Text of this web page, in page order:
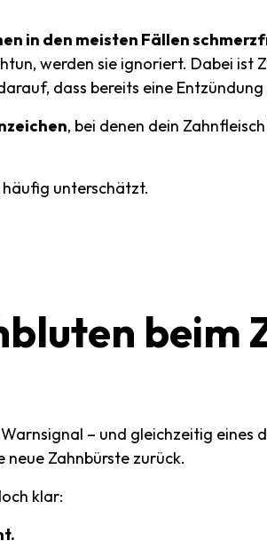
in den meisten Fällen
werden sie ignoriert. Dabei ist
dass bereits eine
, bei denen dein
unterschätzt.
beim
– und gleichzeitig eines
Zahnbürste zurück.
klar: